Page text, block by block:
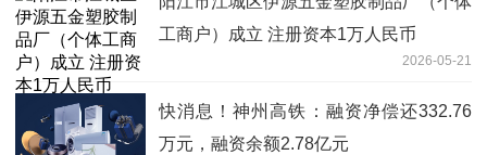
工商户）成立 注册资本1万人民币
2026-05-21
快消息！神州高铁：融资净偿还332.76
万元，融资余额2.78亿元